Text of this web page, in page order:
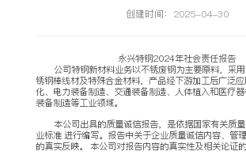
创建时间： 2025-04-30
永兴特钢2024年社会责任报告
公司特钢新材料业务以不锈废钢为主要原料，采
锈钢棒线材及特殊合金材料，产品经下游加工后广泛
化、电力装备制造、交通装备制造、人体植入和医疗
装备制造等工业领域。
本公司出具的质量诚信报告，是依据国家有关质
业标准 进行编写。报告中关于企业质量诚信内容、管
的真实反映。 本公司对报告内容的真实性及相关论证的